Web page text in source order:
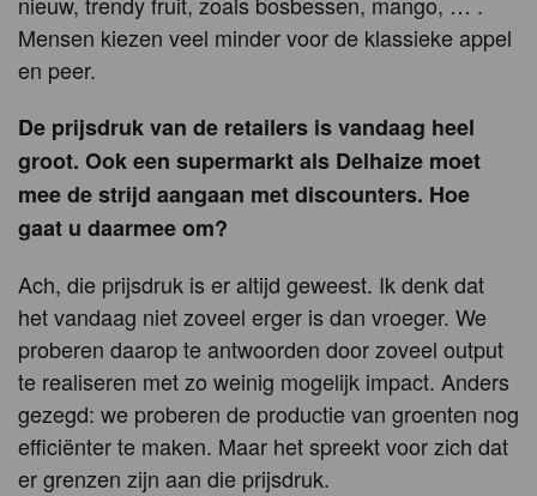
Mensen kiezen veel minder voor de klassieke appel
en peer.
De prijsdruk van de retailers is vandaag heel
groot. Ook een supermarkt als Delhaize moet
mee de strijd aangaan met discounters. Hoe
gaat u daarmee om?
Ach, die prijsdruk is er altijd geweest. Ik denk dat
het vandaag niet zoveel erger is dan vroeger. We
proberen daarop te antwoorden door zoveel output
te realiseren met zo weinig mogelijk impact. Anders
gezegd: we proberen de productie van groenten nog
efficiënter te maken. Maar het spreekt voor zich dat
er grenzen zijn aan die prijsdruk.